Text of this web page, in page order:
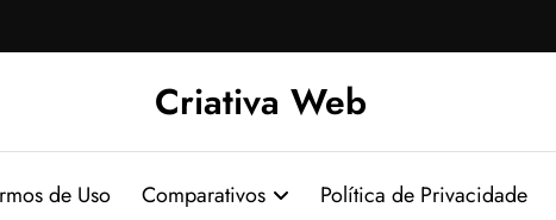
Criativa Web
de Uso Comparativos Política de Privacidade